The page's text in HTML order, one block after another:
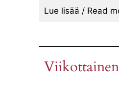
Lue lisää / Read